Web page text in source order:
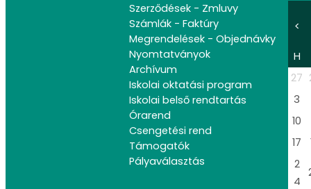
Szerződések - Zmluvy
Számlák - Faktúry
Megrendelések - Objednávky
Nyomtatványok
Archívum
Iskolai oktatási program
Iskolai belső rendtartás
Órarend
Csengetési rend
Támogatók
Pályaválasztás
<
H
27
3
10
17
2
4